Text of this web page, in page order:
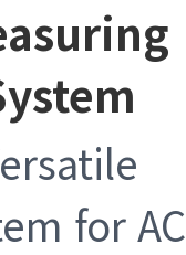
for AC